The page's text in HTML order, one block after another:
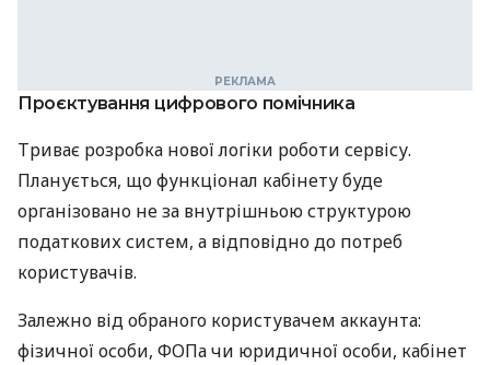
Проєктування цифрового помічника
Триває розробка нової логіки роботи сервісу.
Планується, що функціонал кабінету буде
організовано не за внутрішньою структурою
податкових систем, а відповідно до потреб
користувачів.
Залежно від обраного користувачем аккаунта:
фізичної особи, ФОПа чи юридичної особи, кабінет